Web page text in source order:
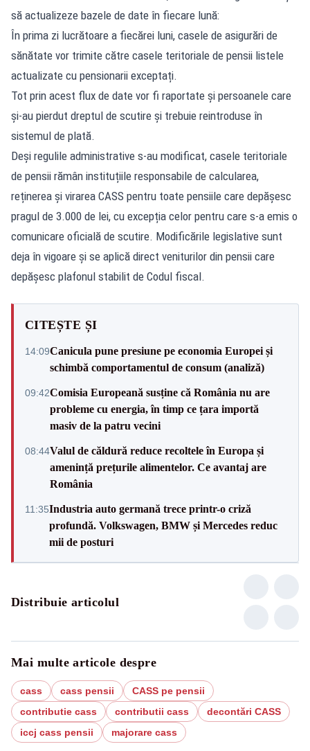
să actualizeze bazele de date în fiecare lună:
În prima zi lucrătoare a fiecărei luni, casele de asigurări de
sănătate vor trimite către casele teritoriale de pensii listele
actualizate cu pensionarii exceptați.
Tot prin acest flux de date vor fi raportate și persoanele care
și-au pierdut dreptul de scutire și trebuie reintroduse în
sistemul de plată.
Deși regulile administrative s-au modificat, casele teritoriale
de pensii rămân instituțiile responsabile de calcularea,
reținerea și virarea CASS pentru toate pensiile care depășesc
pragul de 3.000 de lei, cu excepția celor pentru care s-a emis o
comunicare oficială de scutire. Modificările legislative sunt
deja în vigoare și se aplică direct veniturilor din pensii care
depășesc plafonul stabilit de Codul fiscal.
CITEȘTE ȘI
14:09Canicula pune presiune pe economia Europei și
schimbă comportamentul de consum (analiză)
09:42Comisia Europeană susține că România nu are
probleme cu energia, în timp ce țara importă
masiv de la patru vecini
08:44Valul de căldură reduce recoltele în Europa și
amenință prețurile alimentelor. Ce avantaj are
România
11:35Industria auto germană trece printr-o criză
profundă. Volkswagen, BMW și Mercedes reduc
mii de posturi
Distribuie articolul
Mai multe articole despre
cass cass pensii
CASS pe pensii
contributie cass
contributii cass
decontări CASS
iccj cass pensii
majorare cass